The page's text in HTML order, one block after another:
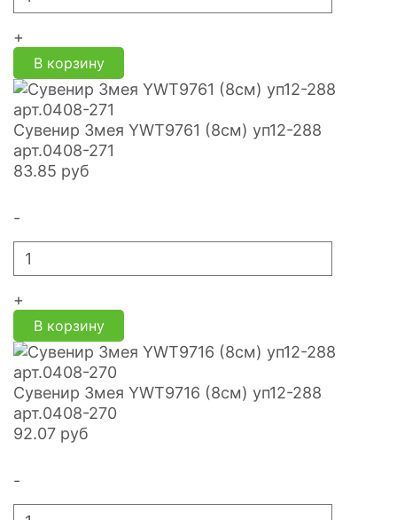
+
В корзину
Сувенир Змея YWT9761 (8см) уп12-288
арт.0408-271
83.85 руб
-
+
В корзину
Сувенир Змея YWT9716 (8см) уп12-288
арт.0408-270
92.07 руб
-